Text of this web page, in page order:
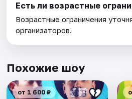
Есть ли возрастные
Возрастные ограничения
организаторов.
Похожие шоу
от 1 600 ₽